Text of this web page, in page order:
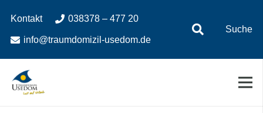
Inhalt
springen
Navigation
springen
Kontakt 038378 – 477 20
info@traumdomizil-usedom.de
Suche